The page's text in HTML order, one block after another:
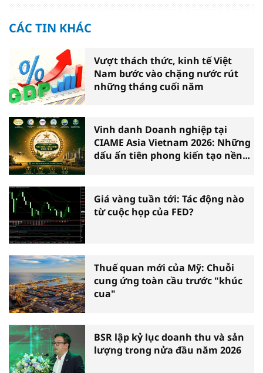
CÁC TIN KHÁC
Vượt thách thức, kinh tế Việt
Nam bước vào chặng nước rút
những tháng cuối năm
Vinh danh Doanh nghiệp tại
CIAME Asia Vietnam 2026: Những
dấu ấn tiên phong kiến tạo nền
Giá vàng tuần tới: Tác động nào
từ cuộc họp của FED?
Thuế quan mới của Mỹ: Chuỗi
cung ứng toàn cầu trước "khúc
cua"
BSR lập kỷ lục doanh thu và sản
lượng trong nửa đầu năm 2026